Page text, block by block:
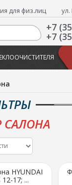
для физ.лиц
+7
+7
САЛОНА
HYUNDAI
12-17; ...